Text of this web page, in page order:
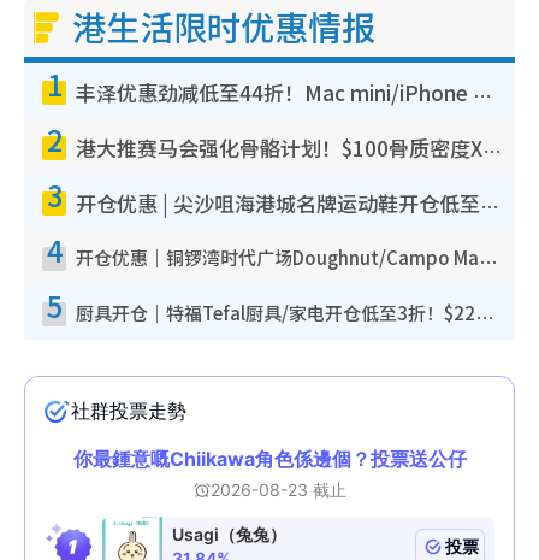
港生活限时优惠情报
1 丰泽优惠劲减低至44折！Mac mini/iPhone 17 Pro大减价！厨房家电$220起
2 港大推赛马会强化骨骼计划！$100骨质密度X光检查 完成免费运动训练送超市礼券！附参加资格
3 开仓优惠 | 尖沙咀海港城名牌运动鞋开仓低至1折！On鞋$899起/Joy&Peace鞋履$98起
4 开仓优惠｜铜锣湾时代广场Doughnut/Campo Marzio开仓低至1折！背囊、书包、手袋劈价$200起
5 厨具开仓｜特福Tefal厨具/家电开仓低至3折！$220起买平底锅/炒锅/汤锅！电饭煲/吸尘器/挂烫机$418起